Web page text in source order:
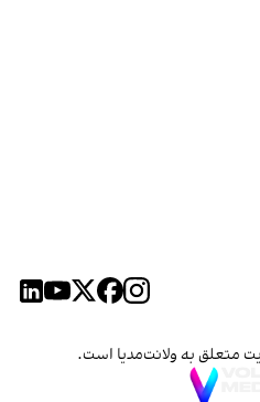
متعلق به ولانت‌مدیا است.